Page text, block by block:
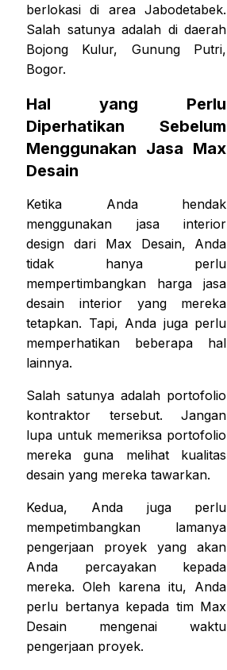
berlokasi di area Jabodetabek.
Salah satunya adalah di daerah
Bojong Kulur, Gunung Putri,
Bogor.
Hal yang Perlu
Diperhatikan Sebelum
Menggunakan Jasa Max
Desain
Ketika Anda hendak
menggunakan jasa interior
design dari Max Desain, Anda
tidak hanya perlu
mempertimbangkan harga jasa
desain interior yang mereka
tetapkan. Tapi, Anda juga perlu
memperhatikan beberapa hal
lainnya.
Salah satunya adalah portofolio
kontraktor tersebut. Jangan
lupa untuk memeriksa portofolio
mereka guna melihat kualitas
desain yang mereka tawarkan.
Kedua, Anda juga perlu
mempetimbangkan lamanya
pengerjaan proyek yang akan
Anda percayakan kepada
mereka. Oleh karena itu, Anda
perlu bertanya kepada tim Max
Desain mengenai waktu
pengerjaan proyek.